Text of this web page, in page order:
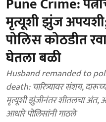
मृत्यूशी झुंज
पोलिस कोठडीत
घेतला बळी
Husband remanded to
death: चारित्र्यावर संशय,
मृत्यूशी झुंजीनंतर शीतलचा अंत,
आधारे पोलिसांनी गाठले